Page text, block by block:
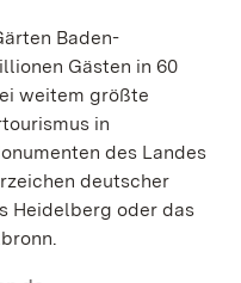
Baden-
Gästen in 60
weitem größte
in
des Landes
deutscher
Heidelberg oder das